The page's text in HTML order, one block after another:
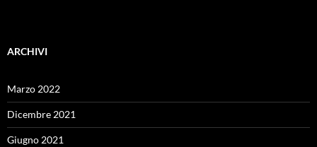
ARCHIVI
Marzo 2022
Dicembre 2021
Giugno 2021